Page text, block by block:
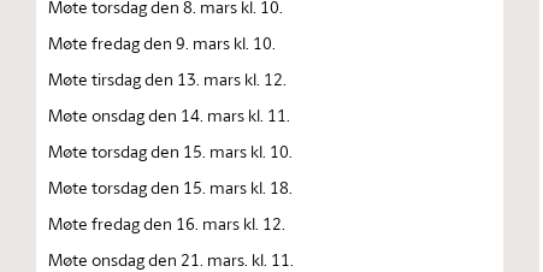
Møte torsdag den 8. mars kl. 10.
Møte fredag den 9. mars kl. 10.
Møte tirsdag den 13. mars kl. 12.
Møte onsdag den 14. mars kl. 11.
Møte torsdag den 15. mars kl. 10.
Møte torsdag den 15. mars kl. 18.
Møte fredag den 16. mars kl. 12.
Møte onsdag den 21. mars. kl. 11.